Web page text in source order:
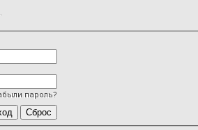
пароль?